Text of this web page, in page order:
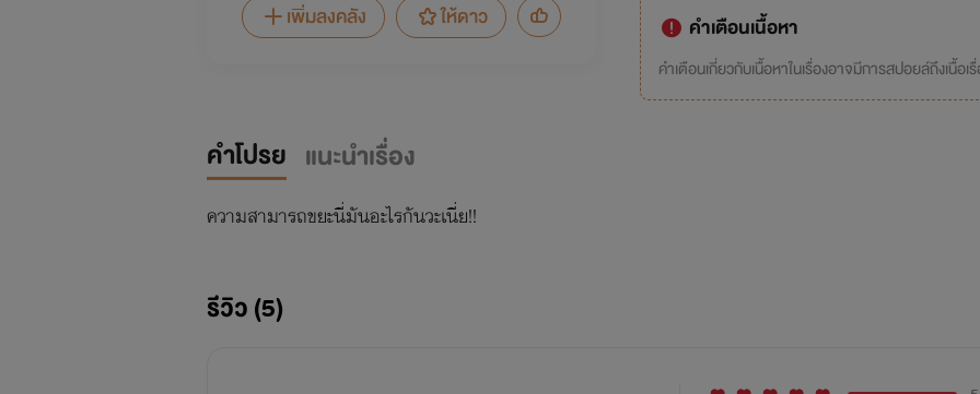
เพิ่มลงคลัง
ให้ดาว คำเตือนเนื้อหา
คำเตือนเกี่ยวกับเนื้อหาในเรื่องอาจมีการสปอยล์ถึงเนื้อเ
คำโปรย แนะนำเรื่อง
ความสามารถขยะนี่มันอะไรกันวะเนี่ย!!
รีวิว (5)